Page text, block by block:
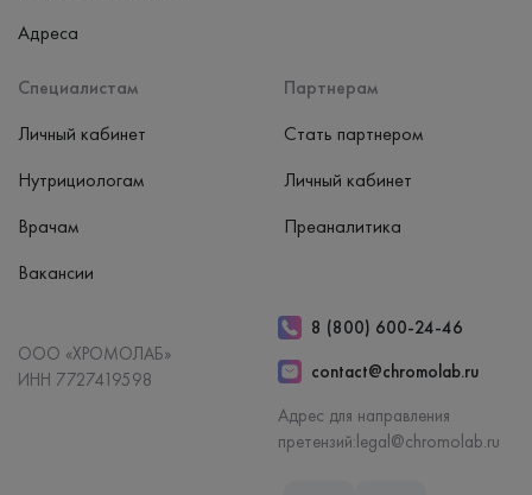
Адреса
Специалистам
Личный кабинет
Нутрициологам
Врачам
Вакансии
Партнерам
Стать партнером
Личный кабинет
Преаналитика
ООО «ХРОМОЛАБ»
ИНН 7727419598
8 (800) 600-24-46
contact@chromolab.ru
Адрес для направления
претензий:legal@chromolab.ru